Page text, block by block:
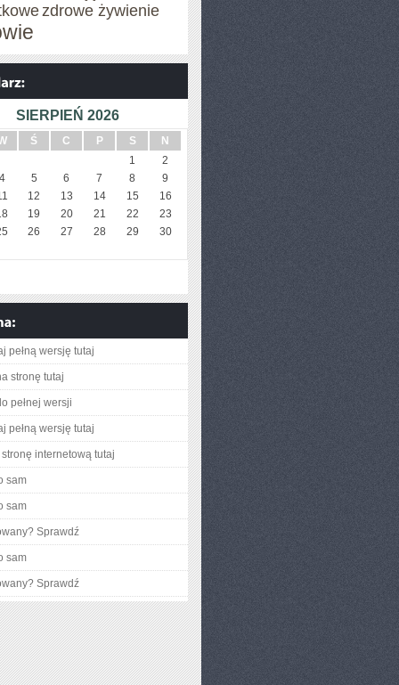
zdrowe żywienie
SIERPIEŃ 2026
Ś C P S
N
1
2
5 6 7 8
9
12 13 14 15
16
19 20 21 22
23
26 27 28 29 30
pełną wersję tutaj
stronę tutaj
pełnej wersji
pełną wersję tutaj
internetową tutaj
sam
sam
Sprawdź
sam
Sprawdź